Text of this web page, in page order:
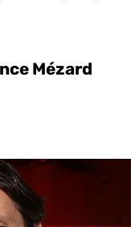
Mézard